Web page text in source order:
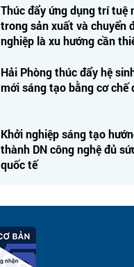
Thúc đẩy ứng dụng trí tuệ
trong sản xuất và chuyển
nghiệp là xu hướng cần
Hải Phòng thúc đẩy hệ
mới sáng tạo bằng cơ chế
Khởi nghiệp sáng tạo
thành DN công nghệ đủ
quốc tế